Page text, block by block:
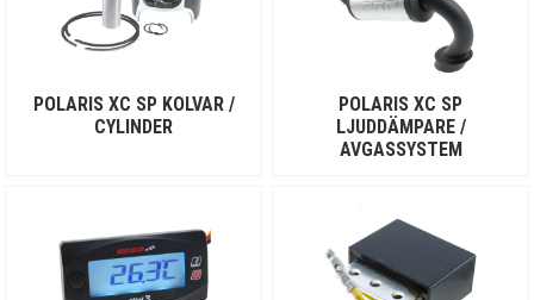
POLARIS XC SP KOLVAR /
CYLINDER
POLARIS XC SP
LJUDDÄMPARE /
AVGASSYSTEM